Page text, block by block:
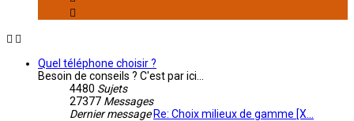
Quel téléphone choisir ?
Besoin de conseils ? C'est par ici...
4480 Sujets
27377 Messages
Dernier message Re: Choix milieux de gamme [X…